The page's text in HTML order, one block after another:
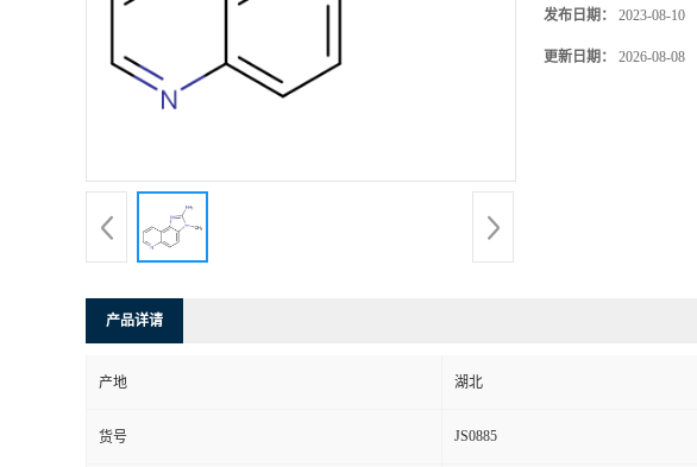
发布日期： 2023-08-10
更新日期： 2026-08-08
产品详请
产地 湖北
货号 JS0885